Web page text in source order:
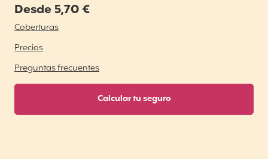
Desde 5,70 €
Coberturas
Precios
Preguntas frecuentes
Calcular tu seguro